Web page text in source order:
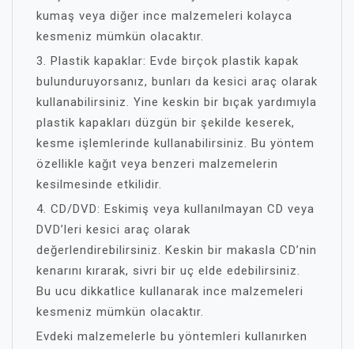
kumaş veya diğer ince malzemeleri kolayca
kesmeniz mümkün olacaktır.
3. Plastik kapaklar: Evde birçok plastik kapak
bulunduruyorsanız, bunları da kesici araç olarak
kullanabilirsiniz. Yine keskin bir bıçak yardımıyla
plastik kapakları düzgün bir şekilde keserek,
kesme işlemlerinde kullanabilirsiniz. Bu yöntem
özellikle kağıt veya benzeri malzemelerin
kesilmesinde etkilidir.
4. CD/DVD: Eskimiş veya kullanılmayan CD veya
DVD’leri kesici araç olarak
değerlendirebilirsiniz. Keskin bir makasla CD’nin
kenarını kırarak, sivri bir uç elde edebilirsiniz.
Bu ucu dikkatlice kullanarak ince malzemeleri
kesmeniz mümkün olacaktır.
Evdeki malzemelerle bu yöntemleri kullanırken